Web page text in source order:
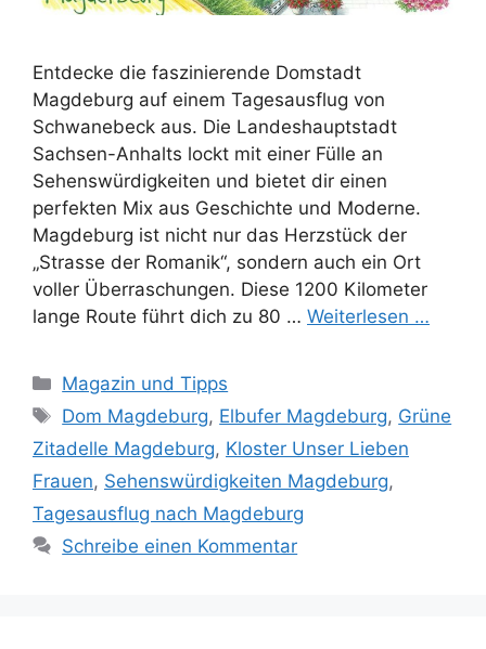
Entdecke die faszinierende Domstadt
Magdeburg auf einem Tagesausflug von
Schwanebeck aus. Die Landeshauptstadt
Sachsen-Anhalts lockt mit einer Fülle an
Sehenswürdigkeiten und bietet dir einen
perfekten Mix aus Geschichte und Moderne.
Magdeburg ist nicht nur das Herzstück der
„Strasse der Romanik“, sondern auch ein Ort
voller Überraschungen. Diese 1200 Kilometer
lange Route führt dich zu 80 … Weiterlesen …
Kategorien
Magazin und Tipps
Schlagwörter
Dom Magdeburg, Elbufer Magdeburg, Grüne
Zitadelle Magdeburg, Kloster Unser Lieben
Frauen, Sehenswürdigkeiten Magdeburg,
Tagesausflug nach Magdeburg
Schreibe einen Kommentar